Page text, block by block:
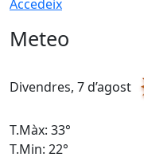
Accedeix
Meteo
Divendres, 7 d’agost
T.Màx: 33°
T.Min: 22°